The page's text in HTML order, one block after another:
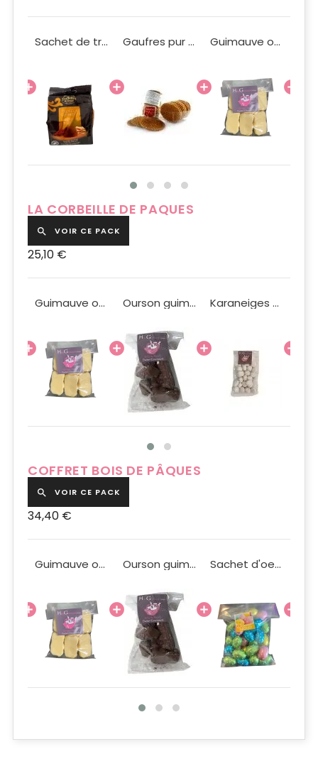
Sachet de truffes aux éclats de caramel 150g Gaufres pur beurre artisanales 150g Guimauve ourson blanc 100g
LA CORBEILLE DE PAQUES
 VOIR CE PACK
25,10 €
Guimauve ourson blanc 100g Ourson guimauve au chocolat au lait 100g Karaneiges en sachet 100g
COFFRET BOIS DE PÂQUES
 VOIR CE PACK
34,40 €
Guimauve ourson blanc 100g Ourson guimauve au chocolat au lait 100g Sachet d'oeufs de Pâques 200 g